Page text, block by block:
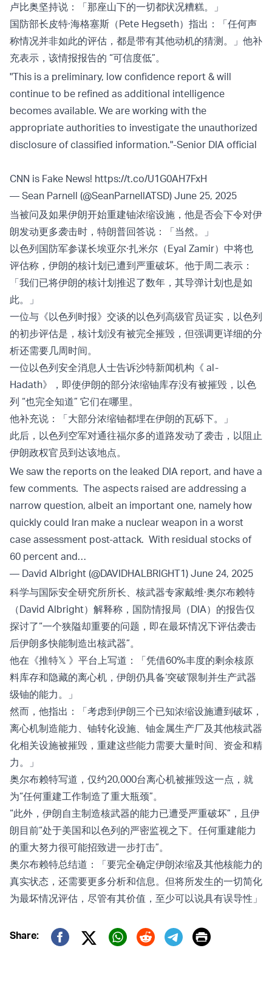
卢比奥坚持说：「那座山下的一切都状况糟糕。」
国防部长皮特·海格塞斯（Pete Hegseth）指出：「任何声
称情况并非如此的评估，都是带有其他动机的猜测。」他补
充表示，该情报报告的 “可信度低”。
"This is a preliminary, low confidence report & will
continue to be refined as additional intelligence
becomes available. We are working with the
appropriate authorities to investigate the unauthorized
disclosure of classified information."-Senior DIA official
CNN is Fake News! https://t.co/U1G0AH7FxH
— Sean Parnell (@SeanParnellATSD) June 25, 2025
当被问及如果伊朗开始重建铀浓缩设施，他是否会下令对伊
朗发动更多袭击时，特朗普回答说：「当然。」
以色列国防军参谋长埃亚尔·扎米尔（Eyal Zamir）中将也
评估称，伊朗的核计划已遭到严重破坏。他于周二表示：
「我们已将伊朗的核计划推迟了数年，其导弹计划也是如
此。」
一位与《以色列时报》交谈的以色列高级官员证实，以色列
的初步评估是，核计划没有被完全摧毁，但强调更详细的分
析还需要几周时间。
一位以色列安全消息人士告诉沙特新闻机构《 al-
Hadath》，即使伊朗的部分浓缩铀库存没有被摧毁，以色
列 “也完全知道” 它们在哪里。
他补充说：「大部分浓缩铀都埋在伊朗的瓦砾下。」
此后，以色列空军对通往福尔多的道路发动了袭击，以阻止
伊朗政权官员到达该地点。
We saw the reports on the leaked DIA report, and have a
few comments. The aspects raised are addressing a
narrow question, albeit an important one, namely how
quickly could Iran make a nuclear weapon in a worst
case assessment post-attack. With residual stocks of
60 percent and…
— David Albright (@DAVIDHALBRIGHT1) June 24, 2025
科学与国际安全研究所所长、核武器专家戴维·奥尔布赖特
（David Albright）解释称，国防情报局（DIA）的报告仅
探讨了“一个狭隘却重要的问题，即在最坏情况下评估袭击
后伊朗多快能制造出核武器”。
他在《推特𝕏 》平台上写道：「凭借60%丰度的剩余核原
料库存和隐藏的离心机，伊朗仍具备‘突破’限制并生产武器
级铀的能力。」
然而，他指出：「考虑到伊朗三个已知浓缩设施遭到破坏，
离心机制造能力、铀转化设施、铀金属生产厂及其他核武器
化相关设施被摧毁，重建这些能力需要大量时间、资金和精
力。」
奥尔布赖特写道，仅约20,000台离心机被摧毁这一点，就
为“任何重建工作制造了重大瓶颈”。
“此外，伊朗自主制造核武器的能力已遭受严重破坏”，且伊
朗目前“处于美国和以色列的严密监视之下。任何重建能力
的重大努力很可能招致进一步打击”。
奥尔布赖特总结道：「要完全确定伊朗浓缩及其他核能力的
真实状态，还需要更多分析和信息。但将所发生的一切简化
为最坏情况评估，尽管有其价值，至少可以说具有误导性」
Share:
Twitter (X)
Print